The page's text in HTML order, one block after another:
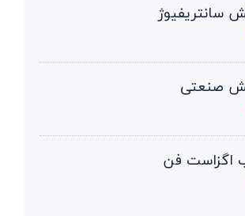
سانتریفیوژ
صنعتی
اگزاست فن